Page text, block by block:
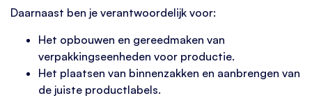
Daarnaast ben je verantwoordelijk voor:
Het opbouwen en gereedmaken van
verpakkingseenheden voor productie.
Het plaatsen van binnenzakken en aanbrengen van
de juiste productlabels.